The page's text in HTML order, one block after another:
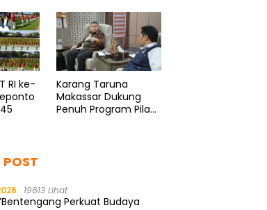
RI ke-
Karang Taruna
Makassar Dukung
Penuh Program Pilah
POST
19613 Lihat
Perkuat Budaya